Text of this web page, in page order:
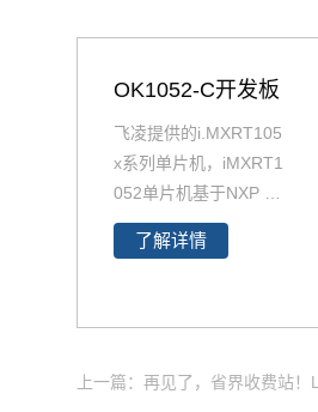
OK1052-C开发板
飞凌提供的i.MXRT105
x系列单片机，iMXRT1
052单片机基于NXP Co
rtex-M7 i.MX RT1052
跨界处理器设计，底板
致电400-699-6866咨
了解详情
上一篇：再见了，省界收费站